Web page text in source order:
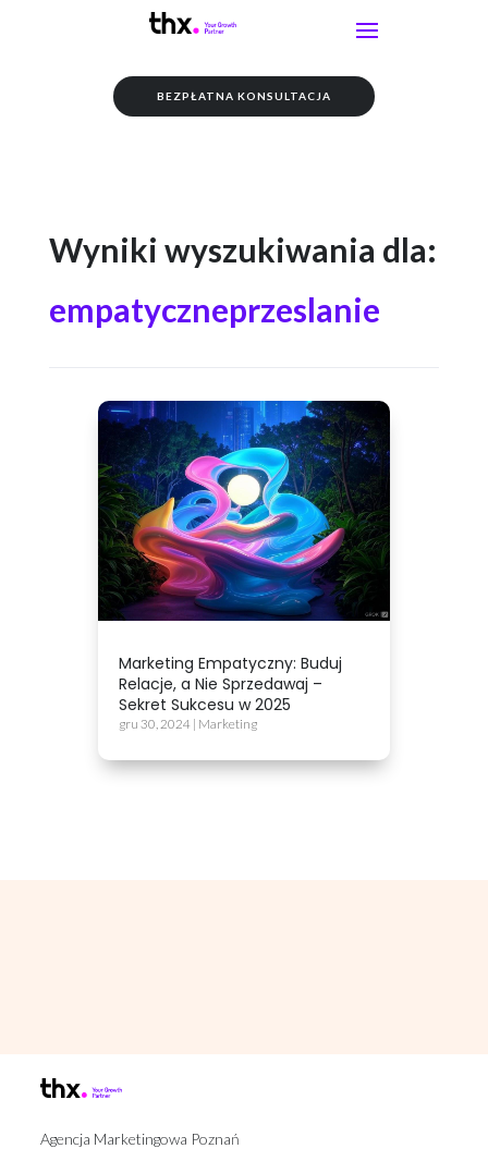
BEZPŁATNA KONSULTACJA
Wyniki wyszukiwania dla:
empatyczneprzeslanie
Marketing Empatyczny: Buduj
Relacje, a Nie Sprzedawaj –
Sekret Sukcesu w 2025
gru 30, 2024 | Marketing
Agencja Marketingowa Poznań